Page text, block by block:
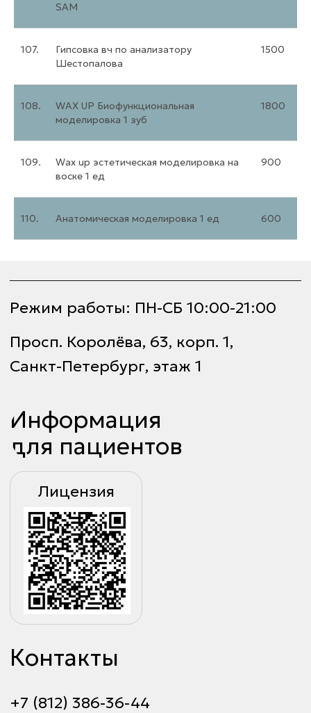
SAM
107.
Гипсовка вч по анализатору
Шестопалова
1500
108.
WAX UP Биофункциональная
моделировка 1 зуб
1800
109.
Wax up эстетическая моделировка на
воске 1 ед
900
110. Анатомическая моделировка 1 ед 600